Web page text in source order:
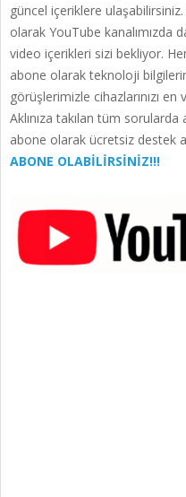
güncel içeriklere
olarak YouTube kanalımızda
video içerikleri sizi bekliyor.
abone olarak teknoloji
görüşlerimizle cihazlarınızı
Aklınıza takılan tüm sorularda
abone olarak ücretsiz destek
ABONE OLABİLİRSİNİZ!!!